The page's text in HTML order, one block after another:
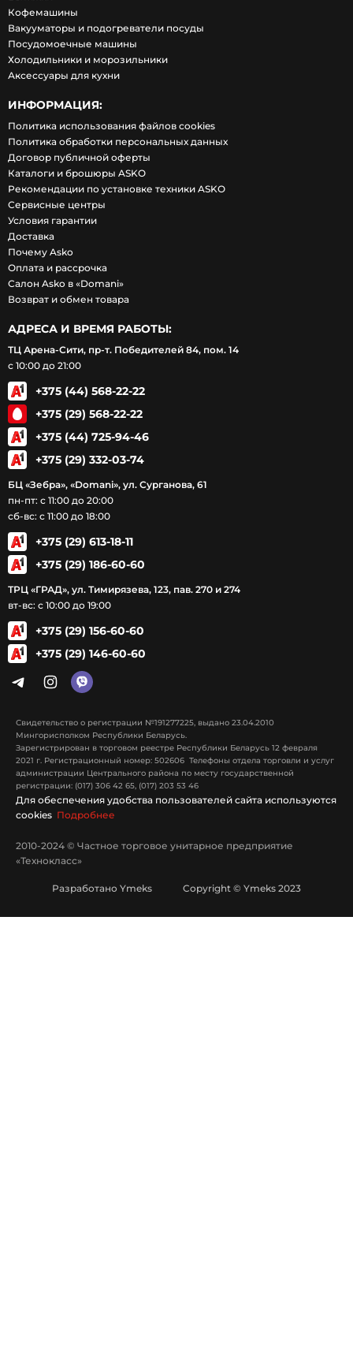
Кофемашины
Вакууматоры и подогреватели посуды
Посудомоечные машины
Холодильники и морозильники
Аксессуары для кухни
ИНФОРМАЦИЯ:
Политика использования файлов cookies
Политика обработки персональных данных
Договор публичной оферты
Каталоги и брошюры ASKO
Рекомендации по установке техники ASKO
Сервисные центры
Условия гарантии
Доставка
Почему Asko
Оплата и рассрочка
Салон Asko в «Domani»
Возврат и обмен товара
АДРЕСА И ВРЕМЯ РАБОТЫ:
ТЦ Арена-Сити, пр-т. Победителей 84, пом. 14
с 10:00 до 21:00
+375 (44) 568-22-22
+375 (29) 568-22-22
+375 (44) 725-94-46
+375 (29) 332-03-74
БЦ «Зебра», «Domani», ул. Сурганова, 61
пн-пт: с 11:00 до 20:00
сб-вс: с 11:00 до 18:00
+375 (29) 613-18-11
+375 (29) 186-60-60
ТРЦ «ГРАД», ул. Тимирязева, 123, пав. 270 и 274
вт-вс: с 10:00 до 19:00
+375 (29) 156-60-60
+375 (29) 146-60-60
Свидетельство о регистрации №191277225, выдано 23.04.2010
Мингорисполком Республики Беларусь.
Зарегистрирован в торговом реестре Республики Беларусь 12 февраля
2021 г. Регистрационный номер: 502606 Телефоны отдела торговли и услуг
администрации Центрального района по месту государственной
регистрации: (017) 306 42 65, (017) 203 53 46
Для обеспечения удобства пользователей сайта используются
cookies Подробнее
2010-2024 © Частное торговое унитарное предприятие
«Технокласс»
Разработано Ymeks Copyright © Ymeks 2023